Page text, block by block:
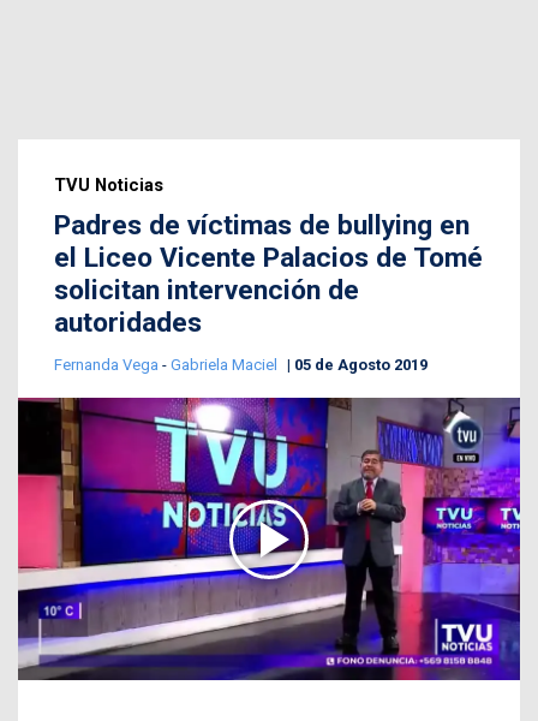
TVU Noticias
Padres de víctimas de bullying en
el Liceo Vicente Palacios de Tomé
solicitan intervención de
autoridades
Fernanda Vega - Gabriela Maciel 05 de Agosto 2019